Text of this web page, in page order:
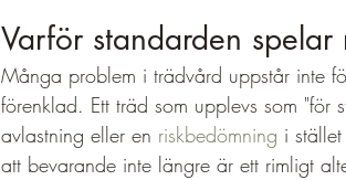
Varför standarden
Många problem i trädvård uppstår inte
förenklad. Ett träd som upplevs som "för
avlastning eller en riskbedömning i
att bevarande inte längre är ett rimligt